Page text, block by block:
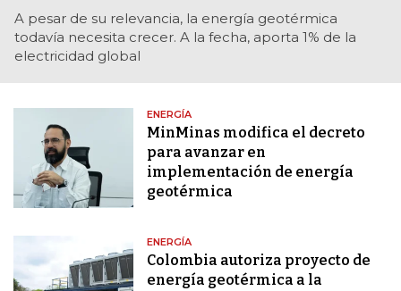
A pesar de su relevancia, la energía geotérmica
todavía necesita crecer. A la fecha, aporta 1% de la
electricidad global
ENERGÍA
MinMinas modifica el decreto
para avanzar en
implementación de energía
geotérmica
ENERGÍA
Colombia autoriza proyecto de
energía geotérmica a la